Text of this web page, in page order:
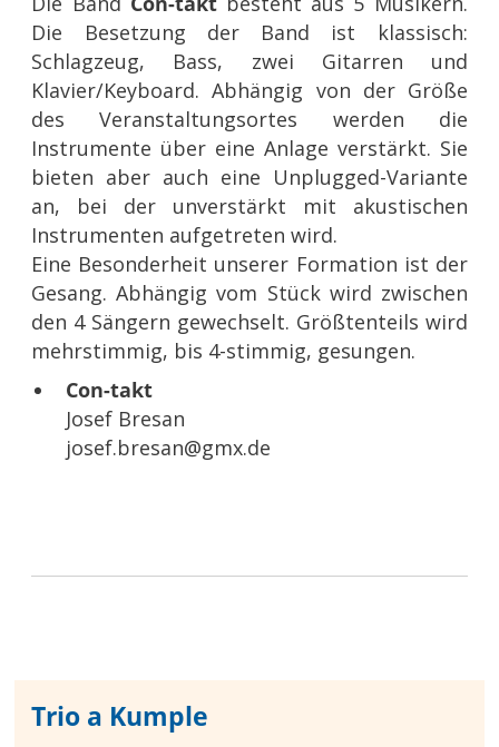
Die Besetzung der Band ist klassisch:
Schlagzeug, Bass, zwei Gitarren und
Klavier/Keyboard. Abhängig von der Größe
des Veranstaltungsortes werden die
Instrumente über eine Anlage verstärkt. Sie
bieten aber auch eine Unplugged-Variante
an, bei der unverstärkt mit akustischen
Instrumenten aufgetreten wird.
Eine Besonderheit unserer Formation ist der
Gesang. Abhängig vom Stück wird zwischen
den 4 Sängern gewechselt. Größtenteils wird
mehrstimmig, bis 4-stimmig, gesungen.
Con-takt
Josef Bresan
josef.bresan@gmx.de
Trio a Kumple